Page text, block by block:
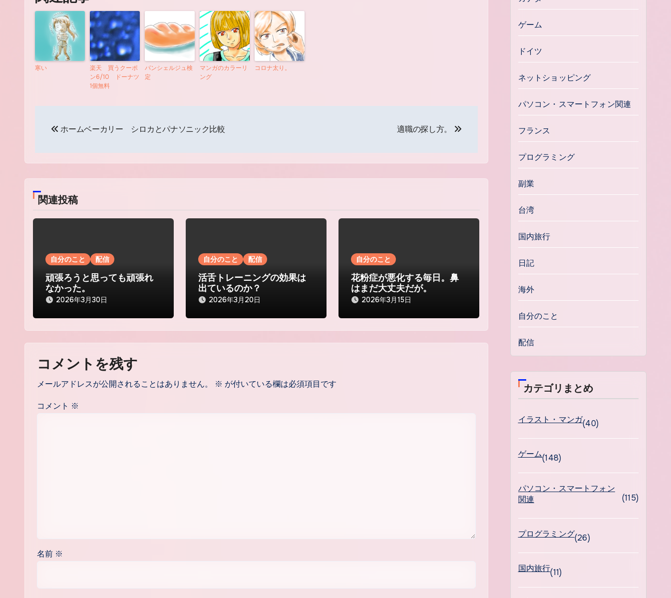
寒い
楽天 買うクーポ
ン6/10 ドーナツ
1個無料
パンシェルジュ検
定
マンガのカラーリ
ング
コロナ太り。
ビ
ゲ
ー
ョ
ン
ホームベーカリー シロカとパナソニック比較 適職の探し方。
関連投稿
自分のこと 配信
頑張ろうと思っても頑張れ
なかった。
2026年3月30日
自分のこと 配信
活舌トレーニングの効果は
出ているのか？
2026年3月20日
自分のこと
花粉症が悪化する毎日。鼻
はまだ大丈夫だが。
2026年3月15日
コメントを残す
メールアドレスが公開されることはありません。 ※ が付いている欄は必須項目です
コメント ※
名前 ※
ゲーム
ドイツ
ネットショッピング
パソコン・スマートフォン関連
フランス
プログラミング
副業
台湾
国内旅行
日記
海外
自分のこと
配信
カテゴリまとめ
イラスト・マンガ(40)
ゲーム(148)
パソコン・スマートフォン
関連
(115)
プログラミング(26)
国内旅行(11)